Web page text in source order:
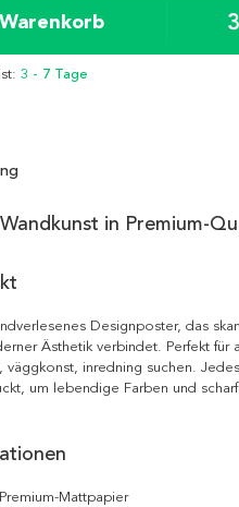
3 - 7 Tage
in Premium-
Designposter, das
Ästhetik verbindet. Perfekt für
väggkonst, inredning suchen.
um lebendige Farben und
Mattpapier